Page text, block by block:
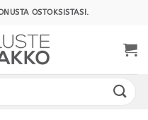
OSTOKSISTASI.